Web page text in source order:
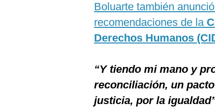
Boluarte también
recomendaciones de la
Derechos Humanos
“Y tiendo mi mano y
reconciliación, un
justicia, por la